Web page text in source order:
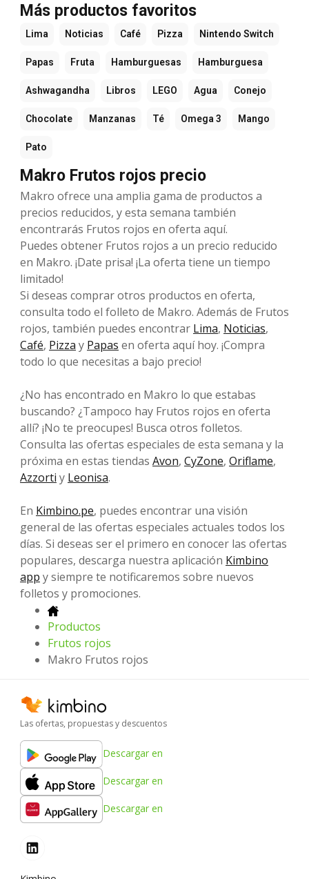
Más productos favoritos
Lima Noticias Café Pizza Nintendo Switch
Papas Fruta Hamburguesas Hamburguesa
Ashwagandha Libros LEGO Agua Conejo
Chocolate Manzanas Té Omega 3 Mango
Pato
Makro Frutos rojos precio
Makro ofrece una amplia gama de productos a
precios reducidos, y esta semana también
encontrarás Frutos rojos en oferta aquí.
Puedes obtener Frutos rojos a un precio reducido
en Makro. ¡Date prisa! ¡La oferta tiene un tiempo
limitado!
Si deseas comprar otros productos en oferta,
consulta todo el folleto de Makro. Además de Frutos
rojos, también puedes encontrar Lima, Noticias,
Café, Pizza y Papas en oferta aquí hoy. ¡Compra
todo lo que necesitas a bajo precio!
¿No has encontrado en Makro lo que estabas
buscando? ¿Tampoco hay Frutos rojos en oferta
allí? ¡No te preocupes! Busca otros folletos.
Consulta las ofertas especiales de esta semana y la
próxima en estas tiendas Avon, CyZone, Oriflame,
Azzorti y Leonisa.
En Kimbino.pe, puedes encontrar una visión
general de las ofertas especiales actuales todos los
días. Si deseas ser el primero en conocer las ofertas
populares, descarga nuestra aplicación Kimbino
app y siempre te notificaremos sobre nuevos
folletos y promociones.
Productos
Frutos rojos
Makro Frutos rojos
Las ofertas, propuestas y descuentos
Descargar en
Descargar en
Descargar en